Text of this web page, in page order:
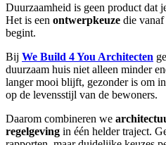
Duurzaamheid is geen product dat
Het is een ontwerpkeuze die
begint.
Bij We Build 4 You Architecten
duurzaam huis niet alleen minder
langer mooi blijft, gezonder is om
op de levensstijl van de bewoners.
Daarom combineren we
regelgeving in één helder traject.